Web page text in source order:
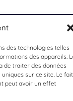
des technologies telles
des appareils.
de traiter des données
sur ce site. Le fait
peut avoir un effet